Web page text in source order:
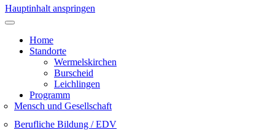
Hauptinhalt anspringen
Home
Standorte
Wermelskirchen
Burscheid
Leichlingen
Programm
Mensch und Gesellschaft
Berufliche Bildung / EDV